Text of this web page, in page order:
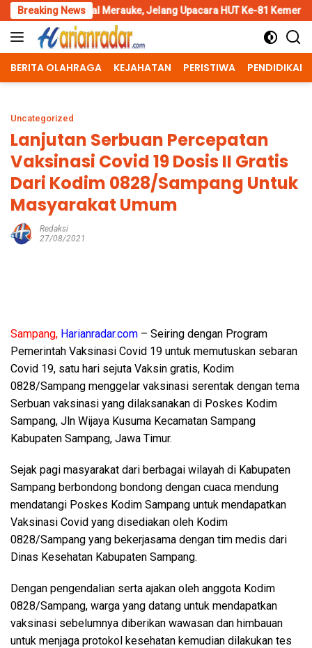
Skip
to
content
Breaking News
Jelang Upacara HUT Ke-81 Kemerdekaan RI
BERITA OLAHRAGA KEJAHATAN PERISTIWA PENDIDIKAN
Uncategorized
Lanjutan Serbuan Percepatan
Vaksinasi Covid 19 Dosis II Gratis
Dari Kodim 0828/Sampang Untuk
Masyarakat Umum
Redaksi
27/08/2021
Sampang, Harianradar.com – Seiring dengan Program
Pemerintah Vaksinasi Covid 19 untuk memutuskan sebaran
Covid 19, satu hari sejuta Vaksin gratis, Kodim
0828/Sampang menggelar vaksinasi serentak dengan tema
Serbuan vaksinasi yang dilaksanakan di Poskes Kodim
Sampang, Jln Wijaya Kusuma Kecamatan Sampang
Kabupaten Sampang, Jawa Timur.
Sejak pagi masyarakat dari berbagai wilayah di Kabupaten
Sampang berbondong bondong dengan cuaca mendung
mendatangi Poskes Kodim Sampang untuk mendapatkan
Vaksinasi Covid yang disediakan oleh Kodim
0828/Sampang yang bekerjasama dengan tim medis dari
Dinas Kesehatan Kabupaten Sampang.
Dengan pengendalian serta ajakan oleh anggota Kodim
0828/Sampang, warga yang datang untuk mendapatkan
vaksinasi sebelumnya diberikan wawasan dan himbauan
untuk menjaga protokol kesehatan kemudian dilakukan tes